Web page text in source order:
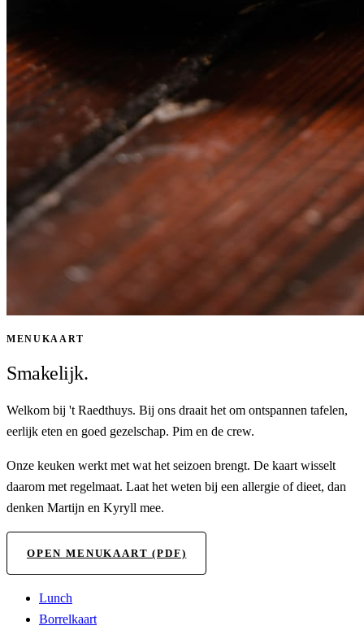
MENUKAART
Smakelijk.
Welkom bij 't Raedthuys. Bij ons draait het om ontspannen tafelen,
eerlijk eten en goed gezelschap. Pim en de crew.
Onze keuken werkt met wat het seizoen brengt. De kaart wisselt
daarom met regelmaat. Laat het weten bij een allergie of dieet, dan
denken Martijn en Kyryll mee.
OPEN MENUKAART (PDF)
Lunch
Borrelkaart